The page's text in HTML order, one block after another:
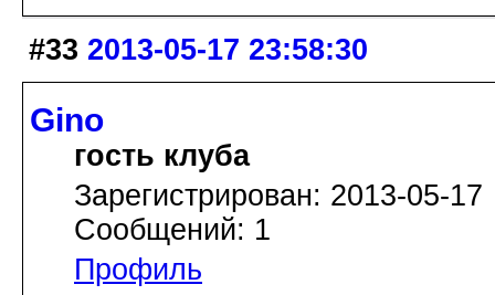
#33 2013-05-17 23:58:30
Gino
гость клуба
Зарегистрирован: 2013-05-17
Сообщений: 1
Профиль